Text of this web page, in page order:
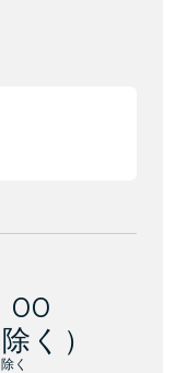
00
く）
く